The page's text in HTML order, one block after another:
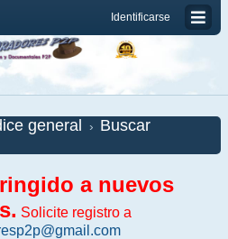
Identificarse
general
Buscar
a nuevos
Solicite registro a